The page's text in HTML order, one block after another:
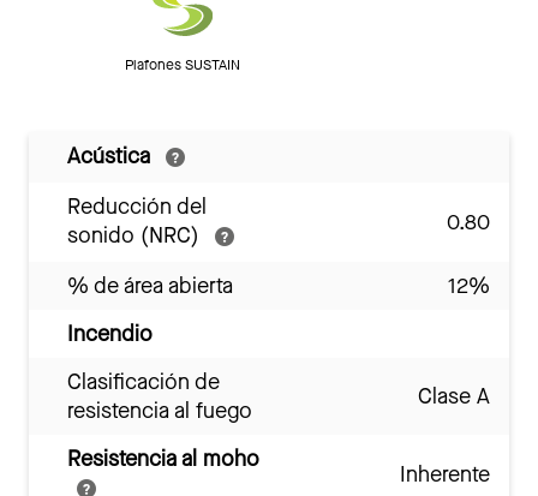
Plafones SUSTAIN
Acústica
Reducción del
sonido (NRC)
0.80
% de área abierta
12%
Incendio
Clasificación de
resistencia al fuego
Clase A
Resistencia al moho
Inherente